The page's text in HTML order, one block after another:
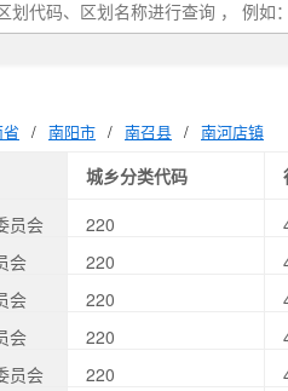
/ 南阳市 / 南召县 / 南河店镇
城乡分类代码
员会
220
会
220
会
220
会
220
员会
220